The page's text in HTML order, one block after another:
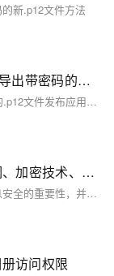
新.p12文件方法
iOS发布证书.p12文件无密码解决办法及导出带密码的新.p12文件方法
本文将以iOS技术博主身份，分享解决使用无密码的.p12文件发布应用时遇到的问题，并介绍如何以带密码的方式重新导出.p12文件的方法。通过本文提供的步骤，开发者可以顺利完成证书的发布流程。
网络安全与信息安全：关于网络安全漏洞、加密技术、安全意识等方面的知识分享安卓与iOS开发中的线程管理比较
【8月更文挑战第30天】本文将探讨网络安全与信息安全的重要性，并分享关于网络安全漏洞、加密技术和安全意识的知识。我们将了解常见的网络攻击类型和防御策略，以及如何通过加密技术和提高安全意识来保护个人和组织的信息安全。
访问权限